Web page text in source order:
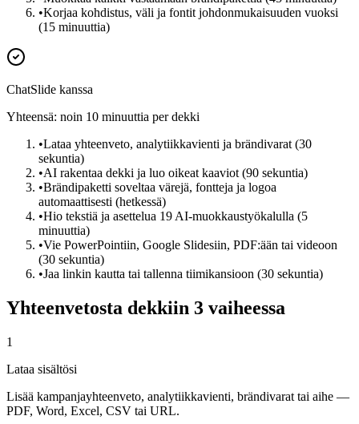
•Korjaa kohdistus, väli ja fontit johdonmukaisuuden vuoksi
(15 minuuttia)
ChatSlide kanssa
Yhteensä: noin 10 minuuttia per dekki
•Lataa yhteenveto, analytiikkavienti ja brändivarat (30
sekuntia)
•AI rakentaa dekki ja luo oikeat kaaviot (90 sekuntia)
•Brändipaketti soveltaa värejä, fontteja ja logoa
automaattisesti (hetkessä)
•Hio tekstiä ja asettelua 19 AI-muokkaustyökalulla (5
minuuttia)
•Vie PowerPointiin, Google Slidesiin, PDF:ään tai videoon
(30 sekuntia)
•Jaa linkin kautta tai tallenna tiimikansioon (30 sekuntia)
Yhteenvetosta dekkiin 3 vaiheessa
1
Lataa sisältösi
Lisää kampanjayhteenveto, analytiikkavienti, brändivarat tai aihe —
PDF, Word, Excel, CSV tai URL.